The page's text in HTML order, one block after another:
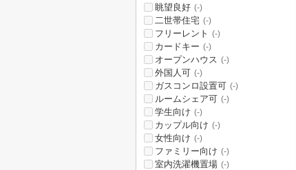
眺望良好 (-)
二世帯住宅 (-)
フリーレント (-)
カードキー (-)
オープンハウス (-)
外国人可 (-)
ガスコンロ設置可 (-)
ルームシェア可 (-)
学生向け (-)
カップル向け (-)
女性向け (-)
ファミリー向け (-)
室内洗濯機置場 (-)